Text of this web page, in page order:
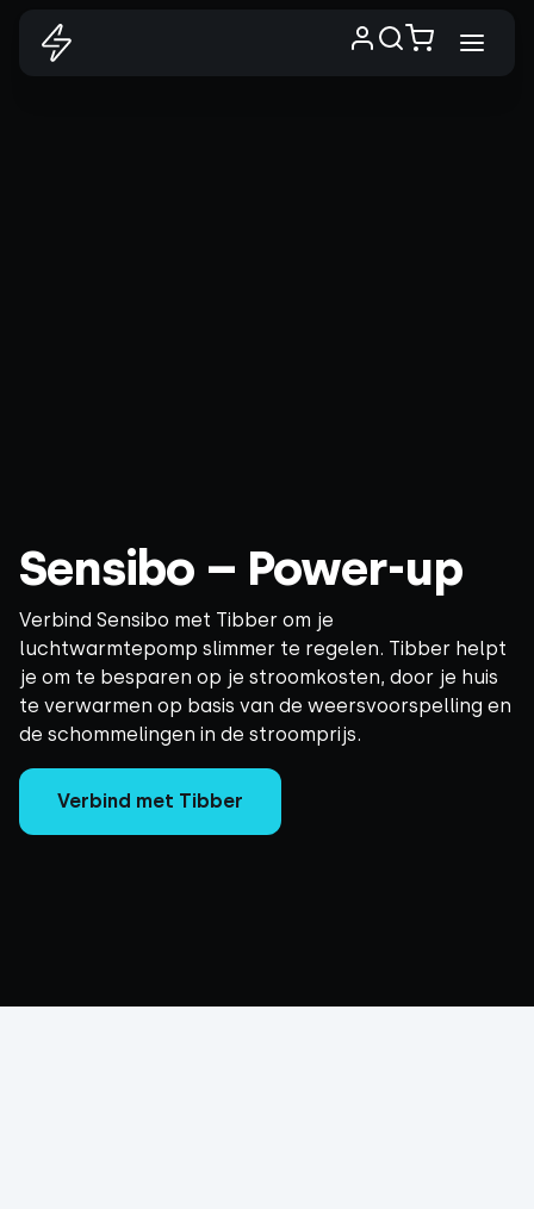
Sensibo – Power-up
Verbind Sensibo met Tibber om je
luchtwarmtepomp slimmer te regelen. Tibber helpt
je om te besparen op je stroomkosten, door je huis
te verwarmen op basis van de weersvoorspelling en
de schommelingen in de stroomprijs.
Verbind met Tibber